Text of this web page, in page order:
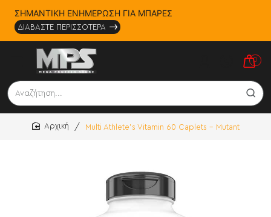
ΣΗΜΑΝΤΙΚΗ ΕΝΗΜΕΡΩΣΗ ΓΙΑ ΜΠΑΡΕΣ
ΔΙΑΒΑΣΤΕ ΠΕΡΙΣΣΟΤΕΡΑ
0
Αναζήτηση...
Multi Athlete's Vitamin 60 Caplets - Mutant